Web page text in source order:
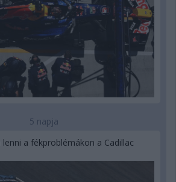
5 napja
a fékproblémákon a Cadillac